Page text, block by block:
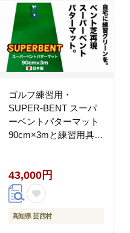
ゴルフ練習用・
SUPER-BENT スーパ
ーベントパターマット
90cm×3mと練習用具
トレーニングリング付
き）（土佐カントリー
クラブオリジナル仕
様）【TOSACC2019】
43,000円
高知県 芸西村